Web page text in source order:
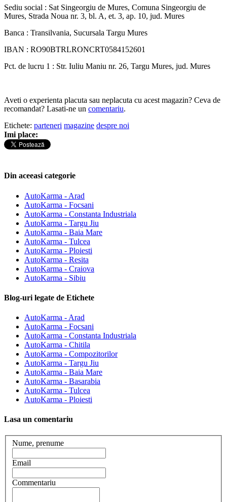
Sediu social : Sat Singeorgiu de Mures, Comuna Singeorgiu de
Mures, Strada Noua nr. 3, bl. A, et. 3, ap. 10, jud. Mures
Banca : Transilvania, Sucursala Targu Mures
IBAN : RO90BTRLRONCRT0584152601
Pct. de lucru 1 : Str. Iuliu Maniu nr. 26, Targu Mures, jud. Mures
Aveti o experienta placuta sau neplacuta cu acest magazin? Ceva de
recomandat? Lasati-ne un comentariu.
Etichete: parteneri magazine despre noi
Imi place:
Din aceeasi categorie
AutoKarma - Arad
AutoKarma - Focsani
AutoKarma - Constanta Industriala
AutoKarma - Targu Jiu
AutoKarma - Baia Mare
AutoKarma - Tulcea
AutoKarma - Ploiesti
AutoKarma - Resita
AutoKarma - Craiova
AutoKarma - Sibiu
Blog-uri legate de Etichete
AutoKarma - Arad
AutoKarma - Focsani
AutoKarma - Constanta Industriala
AutoKarma - Chitila
AutoKarma - Compozitorilor
AutoKarma - Targu Jiu
AutoKarma - Baia Mare
AutoKarma - Basarabia
AutoKarma - Tulcea
AutoKarma - Ploiesti
Lasa un comentariu
Nume, prenume
Email
Commentariu